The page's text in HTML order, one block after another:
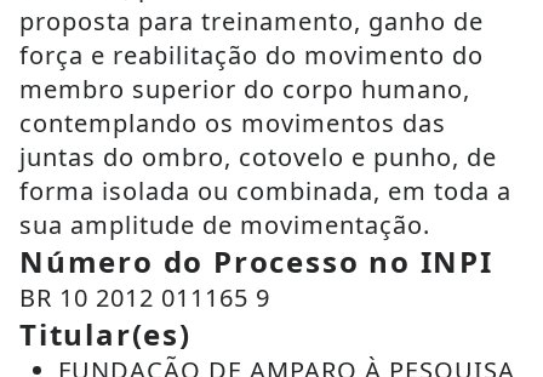
proposta para treinamento, ganho de
força e reabilitação do movimento do
membro superior do corpo humano,
contemplando os movimentos das
juntas do ombro, cotovelo e punho, de
forma isolada ou combinada, em toda a
sua amplitude de movimentação.
Número do Processo no INPI
BR 10 2012 011165 9
Titular(es)
FUNDAÇÃO DE AMPARO À PESQUISA